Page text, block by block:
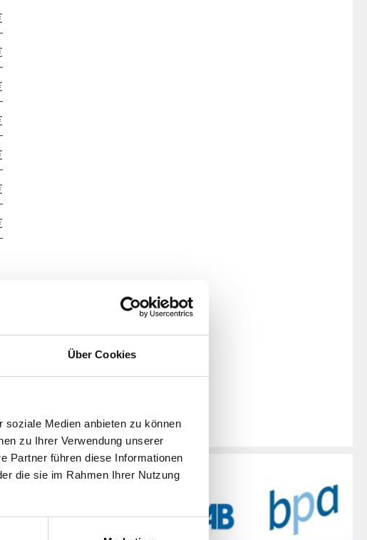
Über Cookies
Medien anbieten zu können
zu Ihrer Verwendung unserer
Partner führen diese Informationen
die sie im Rahmen Ihrer Nutzung